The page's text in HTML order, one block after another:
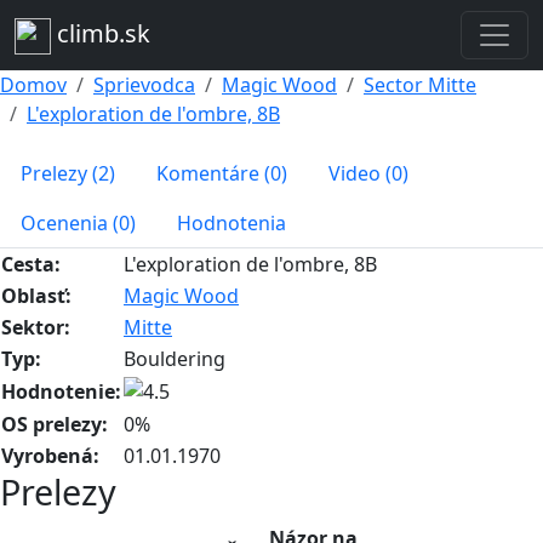
climb.sk
Domov Sprievodca Magic Wood
Sector Mitte
L'exploration de l'ombre, 8B
Prelezy (2) Komentáre (0)
Video (0)
Ocenenia (0)
Hodnotenia
Cesta:
L'exploration de l'ombre, 8B
Oblasť:
Magic Wood
Sektor:
Mitte
Typ:
Bouldering
Hodnotenie:
OS prelezy:
0%
Vyrobená:
01.01.1970
Prelezy